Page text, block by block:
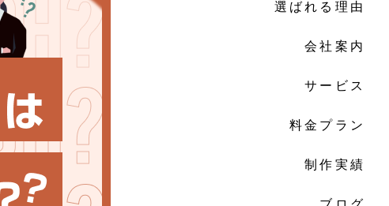
選ばれる理由
会社案内
サービス
料金プラン
制作実績